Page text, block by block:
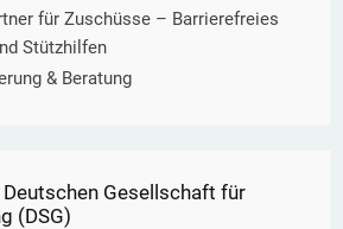
für Zuschüsse – Barrierefreies
Stützhilfen
& Beratung
Gesellschaft für
(DSG)